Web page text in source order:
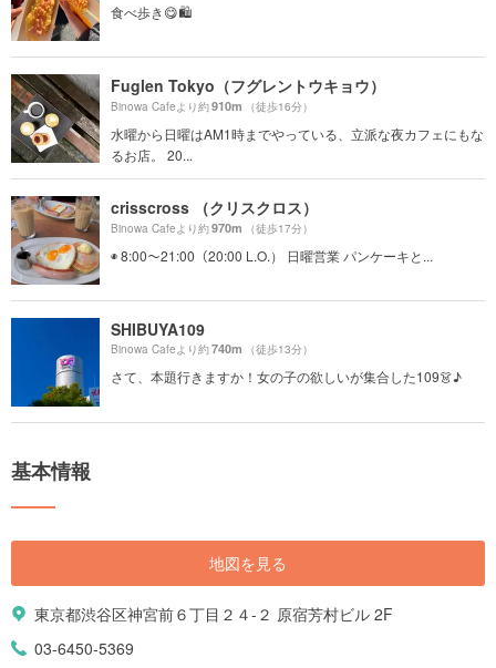
食べ歩き😋🛍
Fuglen Tokyo（フグレントウキョウ）
Binowa Cafeより約910m （徒歩16分）
水曜から日曜はAM1時までやっている、立派な夜カフェにもな
るお店。 20...
crisscross （クリスクロス）
Binowa Cafeより約970m （徒歩17分）
◉ 8:00〜21:00（20:00 L.O.） 日曜営業 パンケーキと...
SHIBUYA109
Binowa Cafeより約740m （徒歩13分）
さて、本題行きますか！女の子の欲しいが集合した109👗♪
基本情報
地図を見る
東京都渋谷区神宮前６丁目２４-２ 原宿芳村ビル 2F
03-6450-5369